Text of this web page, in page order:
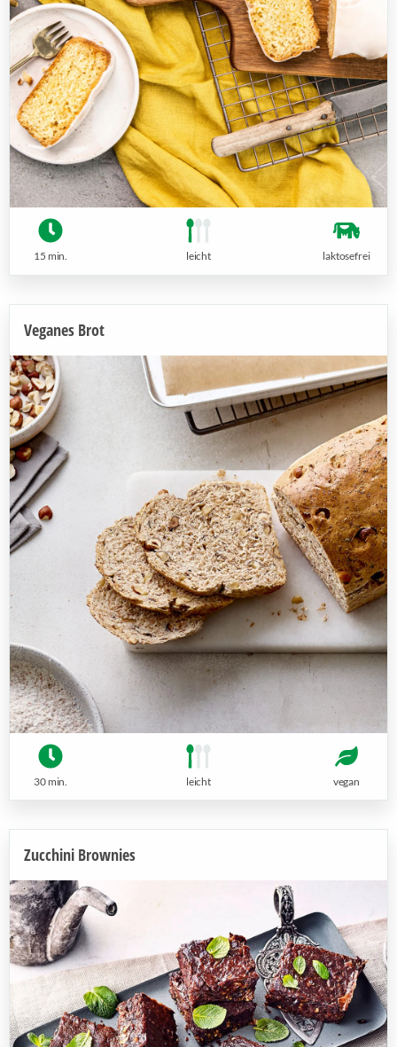
15 min. leicht laktosefrei
Veganes Brot
30 min. leicht vegan
Zucchini Brownies